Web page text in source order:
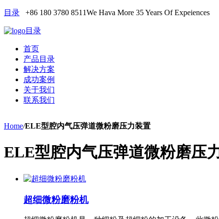
目录 +86 180 3780 8511We Hava More 35 Years Of Expeiences
目录
首页
产品目录
解决方案
成功案例
关于我们
联系我们
Home/ELE型腔内气压弹道微粉磨压力装置
ELE型腔内气压弹道微粉磨压
超细微粉磨粉机